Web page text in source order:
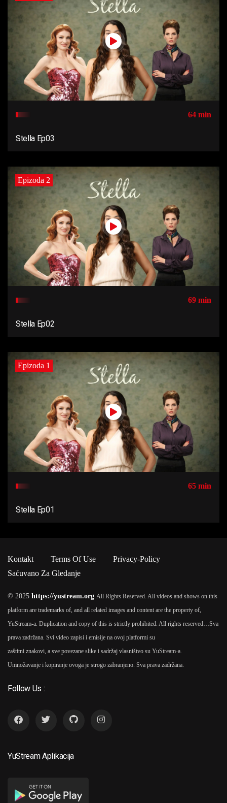
64 min
Stella Ep03
Epizoda 2
69 min
Stella Ep02
Epizoda 1
65 min
Stella Ep01
Kontakt Terms Of Use
Privacy-Policy
Saćuvano Za Gledanje
© 2025 https://yustream.org All Rights Reserved. All videos and shows on this
platform are trademarks of, and all related images and content are the property of,
YuStream-a. Duplication and copy of this is strictly prohibited. All rights reserved… Sva
prava zadržana. Svi video zapisi i emisije na ovoj platformi su
zaštitni znakovi, a sve povezane slike i sadržaj vlasništvo su YuStream-a.
Umnožavanje i kopiranje ovoga je strogo zabranjeno. Sva prava zadržana.
Follow Us :
YuStream Aplikacija